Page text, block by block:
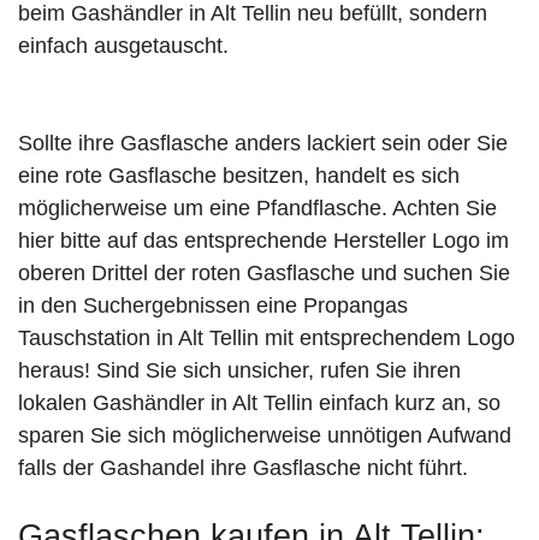
beim Gashändler in Alt Tellin neu befüllt, sondern
einfach ausgetauscht.
Sollte ihre Gasflasche anders lackiert sein oder Sie
eine rote Gasflasche besitzen, handelt es sich
möglicherweise um eine Pfandflasche. Achten Sie
hier bitte auf das entsprechende Hersteller Logo im
oberen Drittel der roten Gasflasche und suchen Sie
in den Suchergebnissen eine Propangas
Tauschstation in Alt Tellin mit entsprechendem Logo
heraus! Sind Sie sich unsicher, rufen Sie ihren
lokalen Gashändler in Alt Tellin einfach kurz an, so
sparen Sie sich möglicherweise unnötigen Aufwand
falls der Gashandel ihre Gasflasche nicht führt.